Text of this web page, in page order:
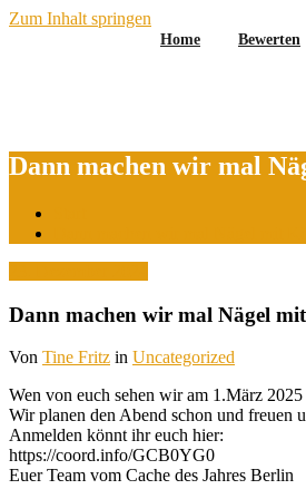
Zum Inhalt springen
Home Bewerten
Dann machen wir mal
Dann machen wir mal Nägel
Von Tine Fritz in Uncategorized
Wen von euch sehen wir am 1.März
Wir planen den Abend schon und freuen
Anmelden könnt ihr euch hier:
https://coord.info/GCB0YG0
Euer Team vom Cache des Jahres Berlin